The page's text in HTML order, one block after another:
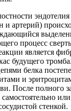
и артерий)
процесс
является
будущего
белка
и
После полного
стенкой.